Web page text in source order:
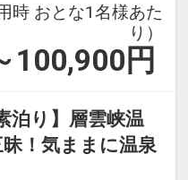
時 おとな1名様あた
り）
100,900 円
泊り】層雲峡温
！気ままに温泉